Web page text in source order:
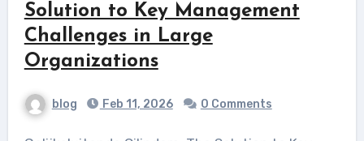
Solution to Key Management
Challenges in Large
Organizations
blog Feb 11, 2026 0 Comments